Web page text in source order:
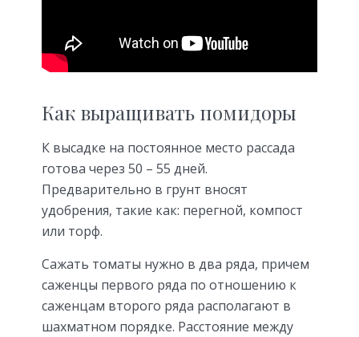
Как выращивать помидоры
К высадке на постоянное место рассада
готова через 50 – 55 дней.
Предварительно в грунт вносят
удобрения, такие как: перегной, компост
или торф.
Сажать томаты нужно в два ряда, причем
саженцы первого ряда по отношению к
саженцам второго ряда располагают в
шахматном порядке. Расстояние между